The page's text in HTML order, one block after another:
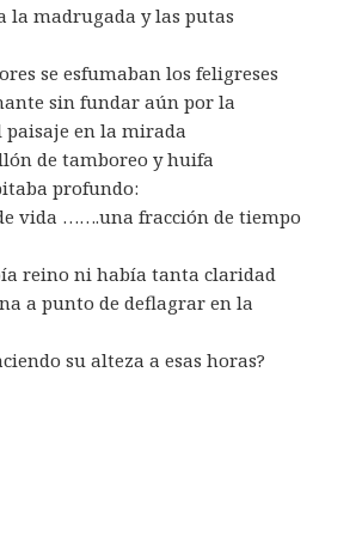
la madrugada y las putas
se esfumaban los feligreses
sin fundar aún por la
en la mirada
de tamboreo y huifa
profundo:
vida …….una fracción de tiempo
reino ni había tanta claridad
a punto de deflagrar en la
su alteza a esas horas?